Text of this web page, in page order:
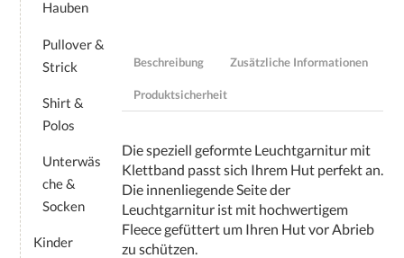
Beschreibung Zusätzliche Informationen
Produktsicherheit
Die speziell geformte Leuchtgarnitur mit
Klettband passt sich Ihrem Hut perfekt an.
Die innenliegende Seite der
Leuchtgarnitur ist mit hochwertigem
Fleece gefüttert um Ihren Hut vor Abrieb
zu schützen.
Hauben
Pullover &
Strick
Shirt &
Polos
Unterwäs
che &
Socken
Kinder